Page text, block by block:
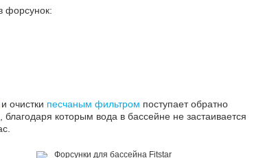
форсунок:
и очистки песчаным фильтром поступает обратно
которым вода в бассейне не застаивается